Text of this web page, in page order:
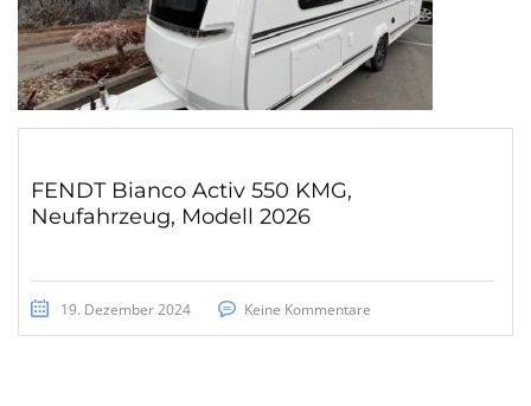
FENDT Bianco Activ 550 KMG,
Neufahrzeug, Modell 2026
19. Dezember 2024 Keine Kommentare